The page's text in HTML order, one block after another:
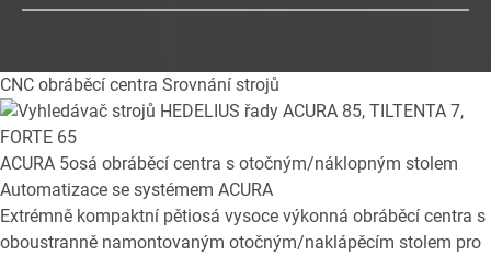
CNC obráběcí centra Srovnání strojů
ACURA 5osá obráběcí centra s otočným/náklopným stolem
Automatizace se systémem ACURA
Extrémně kompaktní pětiosá vysoce výkonná obráběcí centra s
oboustranně namontovaným otočným/naklápěcím stolem pro